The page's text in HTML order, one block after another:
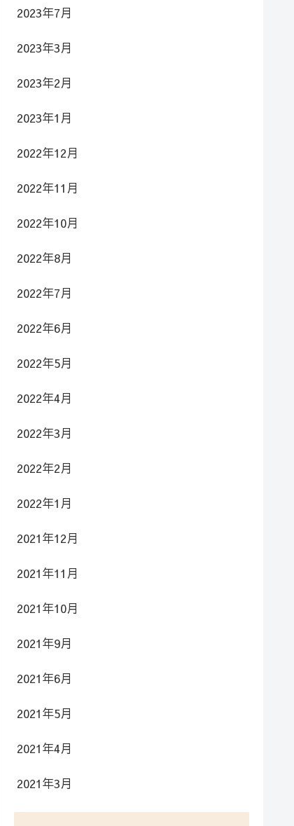
2023年7月
2023年3月
2023年2月
2023年1月
2022年12月
2022年11月
2022年10月
2022年8月
2022年7月
2022年6月
2022年5月
2022年4月
2022年3月
2022年2月
2022年1月
2021年12月
2021年11月
2021年10月
2021年9月
2021年6月
2021年5月
2021年4月
2021年3月